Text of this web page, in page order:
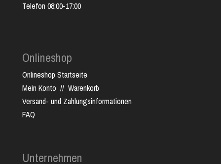
Telefon 08:00-17:00
Onlineshop
Onlineshop Startseite
Mein Konto // Warenkorb
Versand- und Zahlungsinformationen
FAQ
Unternehmen